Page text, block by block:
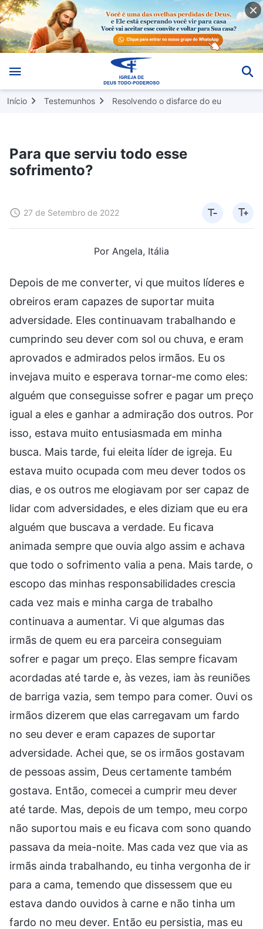
Início Testemunhos Resolvendo o disfarce do eu
Para que serviu todo esse
sofrimento?
27 de Setembro de 2022
Por Angela, Itália
Depois de me converter, vi que muitos líderes e
obreiros eram capazes de suportar muita
adversidade. Eles continuavam trabalhando e
cumprindo seu dever com sol ou chuva, e eram
aprovados e admirados pelos irmãos. Eu os
invejava muito e esperava tornar-me como eles:
alguém que conseguisse sofrer e pagar um preço
igual a eles e ganhar a admiração dos outros. Por
isso, estava muito entusiasmada em minha
busca. Mais tarde, fui eleita líder de igreja. Eu
estava muito ocupada com meu dever todos os
dias, e os outros me elogiavam por ser capaz de
lidar com adversidades, e eles diziam que eu era
alguém que buscava a verdade. Eu ficava
animada sempre que ouvia algo assim e achava
que todo o sofrimento valia a pena. Mais tarde, o
escopo das minhas responsabilidades crescia
cada vez mais e minha carga de trabalho
continuava a aumentar. Vi que algumas das
irmãs de quem eu era parceira conseguiam
sofrer e pagar um preço. Elas sempre ficavam
acordadas até tarde e, às vezes, iam às reuniões
de barriga vazia, sem tempo para comer. Ouvi os
irmãos dizerem que elas carregavam um fardo
no seu dever e eram capazes de suportar
adversidade. Achei que, se os irmãos gostavam
de pessoas assim, Deus certamente também
gostava. Então, comecei a cumprir meu dever
até tarde. Mas, depois de um tempo, meu corpo
não suportou mais e eu ficava com sono quando
passava da meia-noite. Mas cada vez que via as
irmãs ainda trabalhando, eu tinha vergonha de ir
para a cama, temendo que dissessem que eu
estava dando ouvidos à carne e não tinha um
fardo no meu dever. Então eu persistia, mas eu